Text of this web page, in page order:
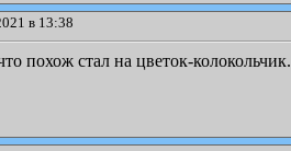
в 13:38
похож стал на цветок-колокольчик.